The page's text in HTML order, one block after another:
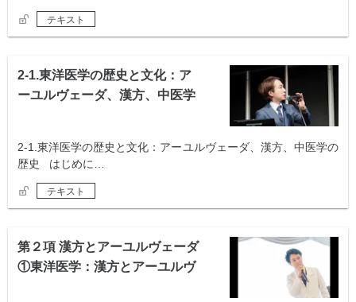
テキスト
2-1.東洋医学の歴史と文化：ア
ーユルヴェーダ、漢方、中医学
2-1.東洋医学の歴史と文化：アーユルヴェーダ、漢方、中医学の
歴史 はじめに…
テキスト
第２項 漢方とアーユルヴェーダ
①東洋医学：漢方とアーユルヴ